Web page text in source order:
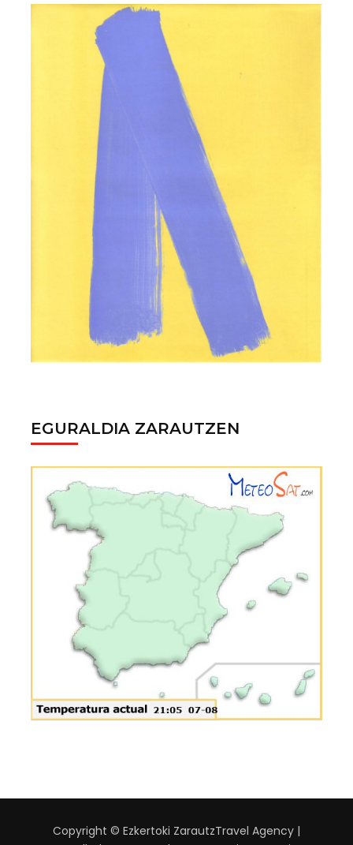
EGURALDIA ZARAUTZEN
Copyright © Ezkertoki ZarautzTravel Agency |